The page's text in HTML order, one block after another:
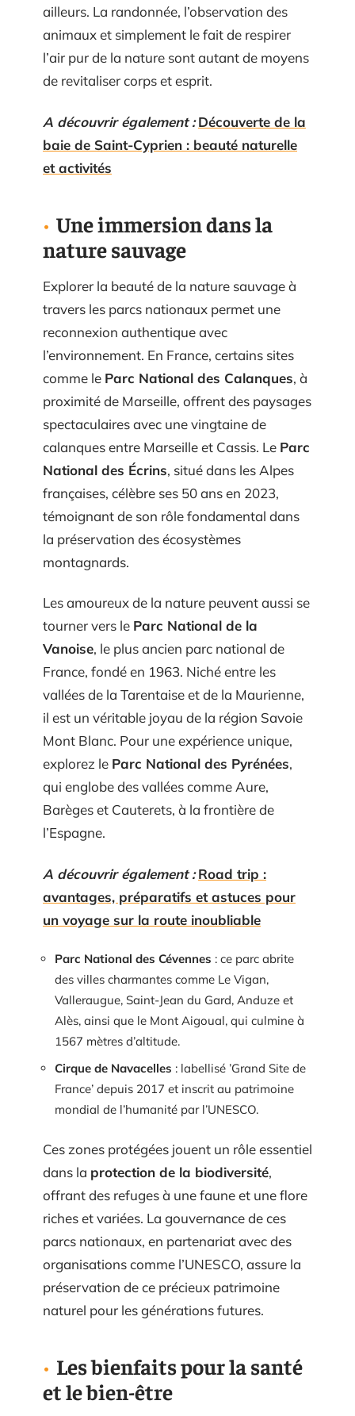
ailleurs. La randonnée, l’observation des
animaux et simplement le fait de respirer
l’air pur de la nature sont autant de moyens
de revitaliser corps et esprit.
A découvrir également : Découverte de la
baie de Saint-Cyprien : beauté naturelle
et activités
Une immersion dans la
nature sauvage
Explorer la beauté de la nature sauvage à
travers les parcs nationaux permet une
reconnexion authentique avec
l’environnement. En France, certains sites
comme le Parc National des Calanques, à
proximité de Marseille, offrent des paysages
spectaculaires avec une vingtaine de
calanques entre Marseille et Cassis. Le Parc
National des Écrins, situé dans les Alpes
françaises, célèbre ses 50 ans en 2023,
témoignant de son rôle fondamental dans
la préservation des écosystèmes
montagnards.
Les amoureux de la nature peuvent aussi se
tourner vers le Parc National de la
Vanoise, le plus ancien parc national de
France, fondé en 1963. Niché entre les
vallées de la Tarentaise et de la Maurienne,
il est un véritable joyau de la région Savoie
Mont Blanc. Pour une expérience unique,
explorez le Parc National des Pyrénées,
qui englobe des vallées comme Aure,
Barèges et Cauterets, à la frontière de
l’Espagne.
A découvrir également : Road trip :
avantages, préparatifs et astuces pour
un voyage sur la route inoubliable
Parc National des Cévennes : ce parc abrite
des villes charmantes comme Le Vigan,
Valleraugue, Saint-Jean du Gard, Anduze et
Alès, ainsi que le Mont Aigoual, qui culmine à
1567 mètres d’altitude.
Cirque de Navacelles : labellisé ’Grand Site de
France’ depuis 2017 et inscrit au patrimoine
mondial de l’humanité par l’UNESCO.
Ces zones protégées jouent un rôle essentiel
dans la protection de la biodiversité,
offrant des refuges à une faune et une flore
riches et variées. La gouvernance de ces
parcs nationaux, en partenariat avec des
organisations comme l’UNESCO, assure la
préservation de ce précieux patrimoine
naturel pour les générations futures.
Les bienfaits pour la santé
et le bien-être